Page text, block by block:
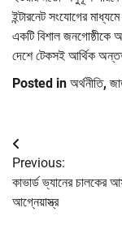
ইন্টারনেট সংযোগের
একটি বিশাল জনগোষ্ঠীকে
দেশে টেকসই আর্থিক
Posted in অর্থনীতি,
Post
navigation
Previous:
কাভার্ড ভ্যানের চালকের
আগ্নেয়াস্ত্র